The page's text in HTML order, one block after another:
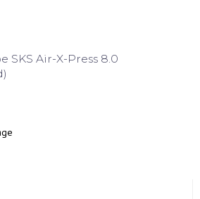
SKS Air-X-Press 8.0